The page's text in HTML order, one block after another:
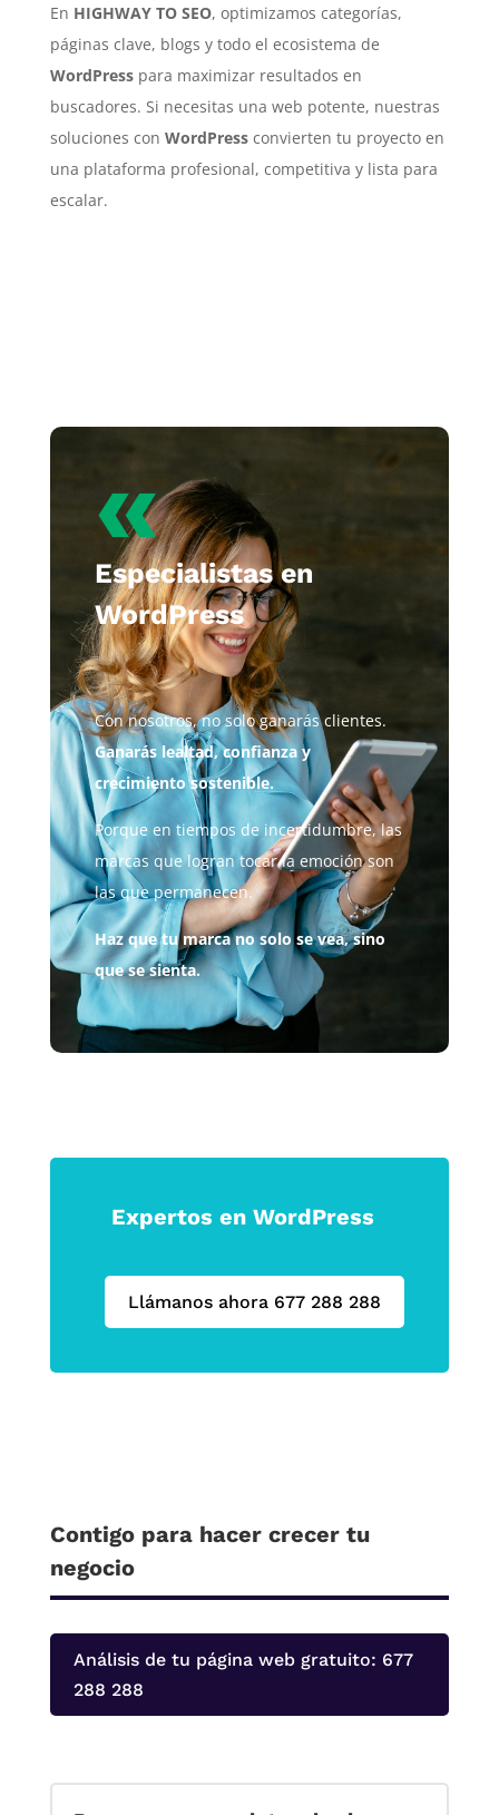
En HIGHWAY TO SEO, optimizamos categorías,
páginas clave, blogs y todo el ecosistema de
WordPresspara maximizar resultados en
buscadores. Si necesitas una web potente, nuestras
soluciones con WordPressconvierten tu proyecto en
una plataforma profesional, competitiva y lista para
escalar.
«
Especialistas en
WordPress
Con nosotros, no solo ganarás clientes.
Ganarás lealtad, confianza y
crecimiento sostenible.
Porque en tiempos de incertidumbre, las
marcas que logran tocar la emoción son
las que permanecen.
Haz que tu marca no solo se vea, sino
que se sienta.
Expertos en WordPress
Llámanos ahora 677 288 288
Contigo para hacer crecer tu
negocio
Análisis de tu página web gratuito: 677
288 288